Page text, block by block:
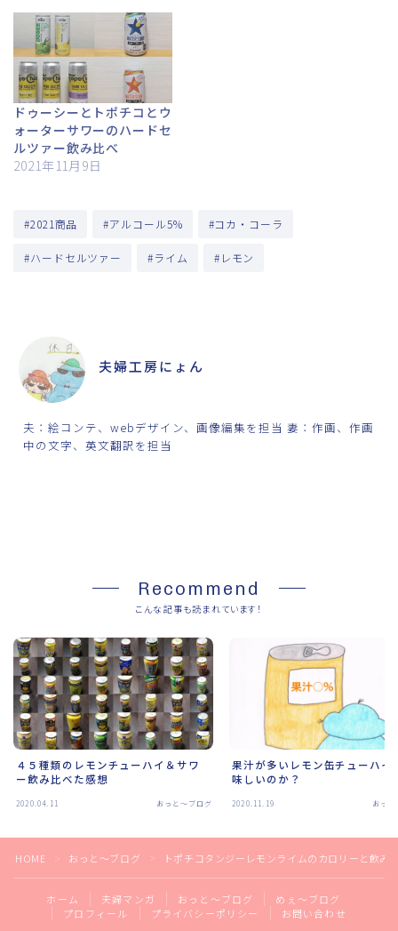
ドゥーシーとトポチコとウ
ォーターサワーのハードセ
ルツァー飲み比べ
2021年11月9日
#2021商品 #アルコール5% #コカ・コーラ
#ハードセルツァー #ライム #レモン
夫婦工房にょん
夫：絵コンテ、webデザイン、画像編集を担当 妻：作画、作画
中の文字、英文翻訳を担当
Recommend
こんな記事も読まれています！
４５種類のレモンチューハイ＆サワ
ー飲み比べた感想
2020.04.11 おっと～ブログ
果汁が多いレモン缶チューハイ
味しいのか？
2020.11.19 おっ
HOME ＞ おっと～ブログ ＞ トポチコタンジーレモンライムのカロリーと飲み
ホーム 夫婦マンガ おっと～ブログ
めぇ～ブログ
プロフィール
プライバシーポリシー お問い合わせ